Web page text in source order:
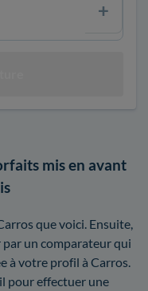
mis en avant
que voici. Ensuite,
par un comparateur qui
à votre profil à Carros.
pour effectuer une